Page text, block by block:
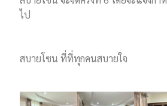
ไป
สบายโซน ที่ที่ทุกคนสบายใจ